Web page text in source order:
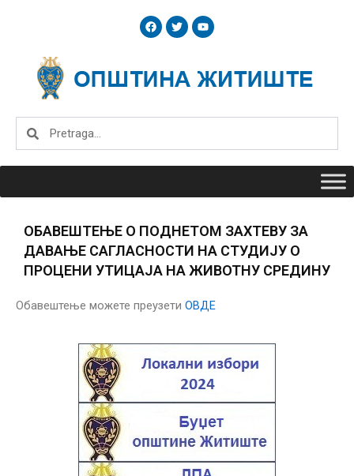
F
a
c
o
o
T
w
i
e
r
Y
o
u
b
e
Search
ОБАВЕШТЕЊЕ О ПОДНЕТОМ ЗАХТЕВУ ЗА
ДАВАЊЕ САГЛАСНОСТИ НА СТУДИЈУ О
ПРОЦЕНИ УТИЦАЈА НА ЖИВОТНУ СРЕДИНУ
Обавештење можете преузети ОВДЕ